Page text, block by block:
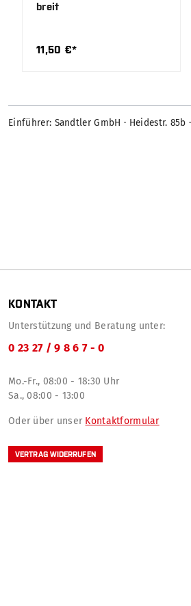
breit
11,50 €*
Einführer: Sandtler GmbH · Heidestr.
KONTAKT
Unterstützung und Beratung unter:
0 23 27 / 9 8 6 7 - 0
Mo.-Fr., 08:00 - 18:30 Uhr
Sa., 08:00 - 13:00
Oder über unser Kontaktformular
VERTRAG WIDERRUFEN